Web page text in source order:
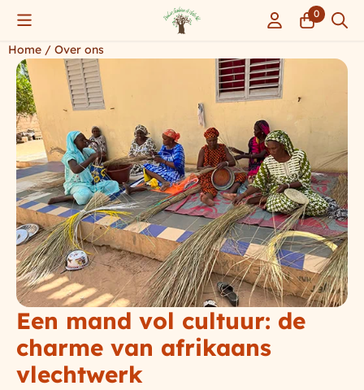
Cookievoorkeuren zijn momenteel gesloten. 0
Home / Over ons
Een mand vol cultuur: de
charme van afrikaans
vlechtwerk